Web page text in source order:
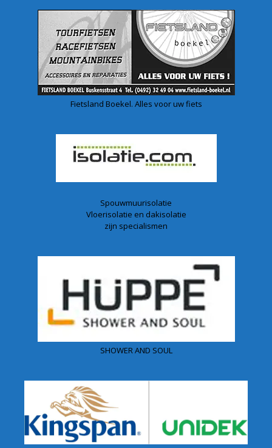
Fietsland Boekel. Alles voor uw fiets
Spouwmuurisolatie
Vloerisolatie en dakisolatie
zijn specialismen
SHOWER AND SOUL